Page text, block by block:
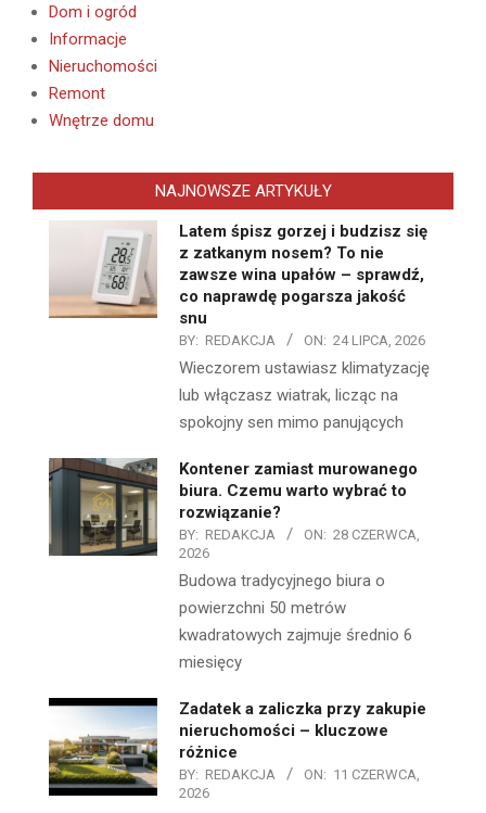
Dom i ogród
Informacje
Nieruchomości
Remont
Wnętrze domu
NAJNOWSZE ARTYKUŁY
Latem śpisz gorzej i budzisz się
z zatkanym nosem? To nie
zawsze wina upałów – sprawdź,
co naprawdę pogarsza jakość
snu
BY: REDAKCJA ON: 24 LIPCA, 2026
Wieczorem ustawiasz klimatyzację
lub włączasz wiatrak, licząc na
spokojny sen mimo panujących
Kontener zamiast murowanego
biura. Czemu warto wybrać to
rozwiązanie?
BY: REDAKCJA ON: 28 CZERWCA,
2026
Budowa tradycyjnego biura o
powierzchni 50 metrów
kwadratowych zajmuje średnio 6
miesięcy
Zadatek a zaliczka przy zakupie
nieruchomości – kluczowe
różnice
BY: REDAKCJA ON: 11 CZERWCA,
2026